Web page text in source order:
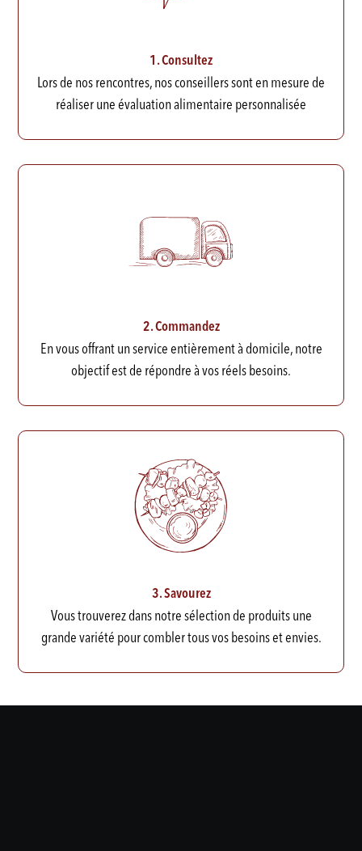
1. Consultez
Lors de nos rencontres, nos conseillers sont en mesure de
réaliser une évaluation alimentaire personnalisée
2. Commandez
En vous offrant un service entièrement à domicile, notre
objectif est de répondre à vos réels besoins.
3. Savourez
Vous trouverez dans notre sélection de produits une
grande variété pour combler tous vos besoins et envies.